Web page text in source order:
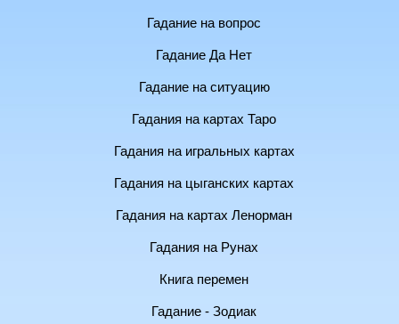
Гадание на вопрос
Гадание Да Нет
Гадание на ситуацию
Гадания на картах Таро
Гадания на игральных картах
Гадания на цыганских картах
Гадания на картах Ленорман
Гадания на Рунах
Книга перемен
Гадание - Зодиак